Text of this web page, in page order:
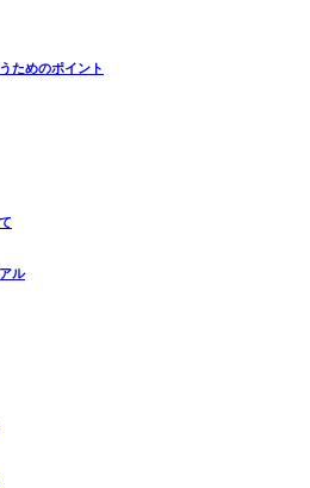
ためのポイント
ル